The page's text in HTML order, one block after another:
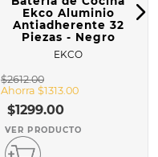
Ekco Aluminio
Antiadherente 32
Piezas - Negro
EKCO
$2612.00
Ahorra $1313.00
$1299.00
VER PRODUCTO